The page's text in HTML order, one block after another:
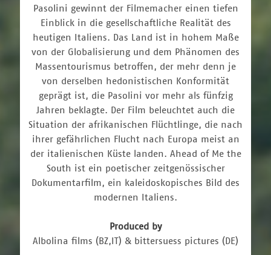
Pasolini gewinnt der Filmemacher einen tiefen
Einblick in die gesellschaftliche Realität des
heutigen Italiens. Das Land ist in hohem Maße
von der Globalisierung und dem Phänomen des
Massentourismus betroffen, der mehr denn je
von derselben hedonistischen Konformität
geprägt ist, die Pasolini vor mehr als fünfzig
Jahren beklagte. Der Film beleuchtet auch die
Situation der afrikanischen Flüchtlinge, die nach
ihrer gefährlichen Flucht nach Europa meist an
der italienischen Küste landen. Ahead of Me the
South ist ein poetischer zeitgenössischer
Dokumentarfilm, ein kaleidoskopisches Bild des
modernen Italiens.
Produced by
Albolina films (BZ,IT) & bittersuess pictures (DE)